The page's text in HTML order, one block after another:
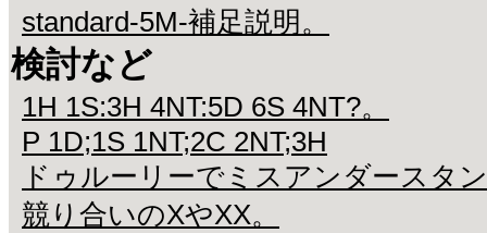
standard-5M-補足説明。
検討など
1H 1S:3H 4NT:5D 6S 4NT?。
P 1D;1S 1NT;2C 2NT;3H
ドゥルーリーでミスアンダースタ
競り合いのXやXX。